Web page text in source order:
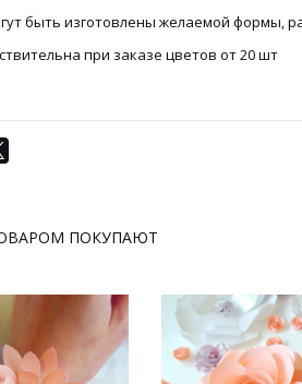
быть изготовлены желаемой формы,
при заказе цветов от 20 шт
ПОКУПАЮТ